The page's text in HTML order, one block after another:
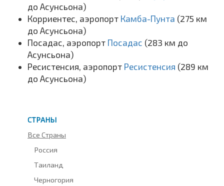
до Асунсьона)
Корриентес, аэропорт Камба-Пунта (275 км
до Асунсьона)
Посадас, аэропорт Посадас (283 км до
Асунсьона)
Ресистенсия, аэропорт Ресистенсия (289 км
до Асунсьона)
СТРАНЫ
Все Страны
Россия
Таиланд
Черногория